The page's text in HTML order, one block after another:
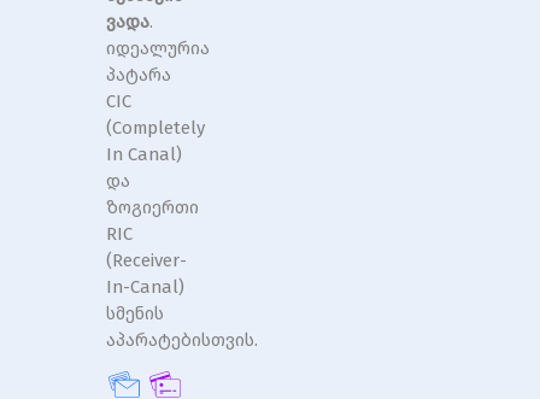
ვადა.
იდეალურია
პატარა
CIC
(Completely
In Canal)
და
ზოგიერთი
RIC
(Receiver-
In-Canal)
სმენის
აპარატებისთვის.